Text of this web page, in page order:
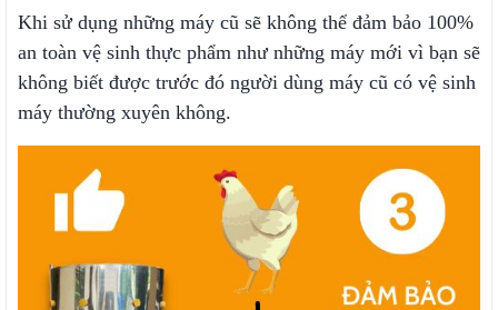
Khi sử dụng những máy cũ sẽ không thể đảm bảo 100%
an toàn vệ sinh thực phẩm như những máy mới vì bạn sẽ
không biết được trước đó người dùng máy cũ có vệ sinh
máy thường xuyên không.